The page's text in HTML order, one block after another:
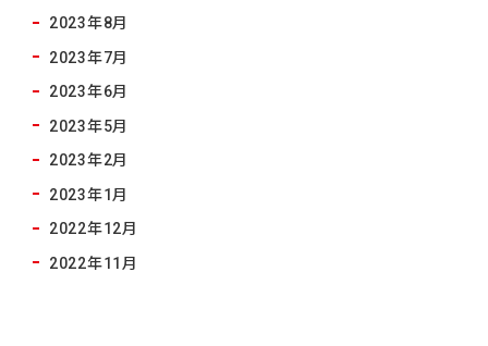
2023年8月
2023年7月
2023年6月
2023年5月
2023年2月
2023年1月
2022年12月
2022年11月